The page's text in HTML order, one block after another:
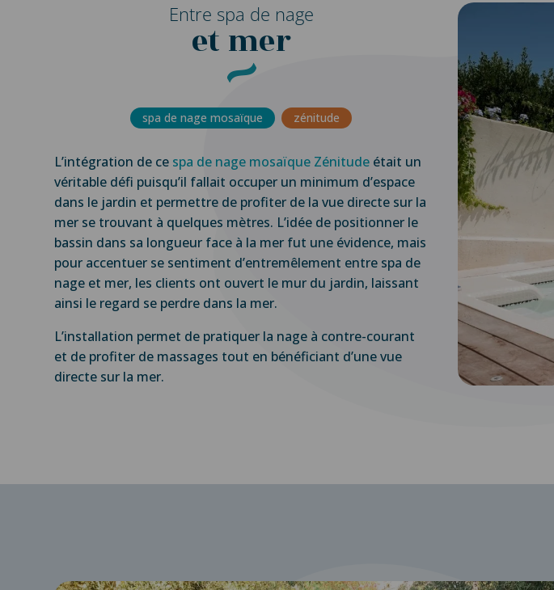
Entre spa de nage
et mer
spa de nage mosaïque zénitude
L’intégration de ce spa de nage mosaïque Zénitude était un
véritable défi puisqu’il fallait occuper un minimum d’espace
dans le jardin et permettre de profiter de la vue directe sur la
mer se trouvant à quelques mètres. L’idée de positionner le
bassin dans sa longueur face à la mer fut une évidence, mais
pour accentuer se sentiment d’entremêlement entre spa de
nage et mer, les clients ont ouvert le mur du jardin, laissant
ainsi le regard se perdre dans la mer.
L’installation permet de pratiquer la nage à contre-courant
et de profiter de massages tout en bénéficiant d’une vue
directe sur la mer.